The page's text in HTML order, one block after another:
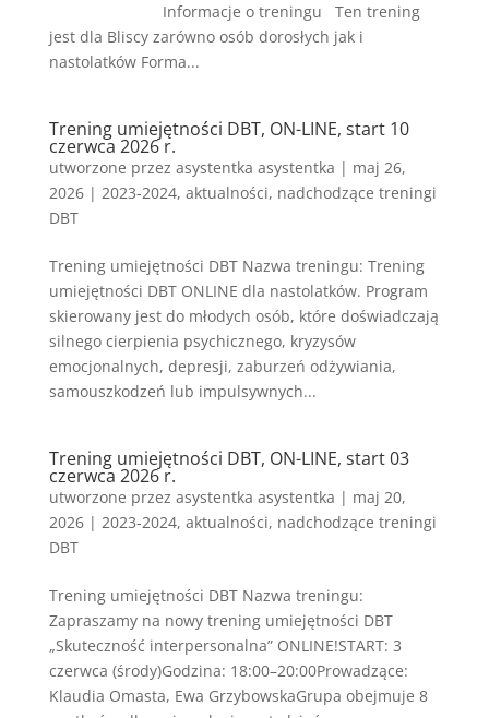
Informacje o treningu Ten trening
jest dla Bliscy zarówno osób dorosłych jak i
nastolatków Forma...
Trening umiejętności DBT, ON-LINE, start 10
czerwca 2026 r.
utworzone przez asystentka asystentka | maj 26,
2026| 2023-2024, aktualności, nadchodzące treningi
DBT
Trening umiejętności DBT Nazwa treningu: Trening
umiejętności DBT ONLINE dla nastolatków. Program
skierowany jest do młodych osób, które doświadczają
silnego cierpienia psychicznego, kryzysów
emocjonalnych, depresji, zaburzeń odżywiania,
samouszkodzeń lub impulsywnych...
Trening umiejętności DBT, ON-LINE, start 03
czerwca 2026 r.
utworzone przez asystentka asystentka | maj 20,
2026| 2023-2024, aktualności, nadchodzące treningi
DBT
Trening umiejętności DBT Nazwa treningu:
Zapraszamy na nowy trening umiejętności DBT
„Skuteczność interpersonalna” ONLINE!START: 3
czerwca (środy)Godzina: 18:00–20:00Prowadzące:
Klaudia Omasta, Ewa GrzybowskaGrupa obejmuje 8